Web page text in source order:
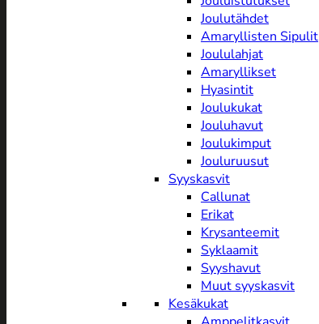
Joulutähdet
Amaryllisten Sipulit
Joululahjat
Amaryllikset
Hyasintit
Joulukukat
Jouluhavut
Joulukimput
Jouluruusut
Syyskasvit
Callunat
Erikat
Krysanteemit
Syklaamit
Syyshavut
Muut syyskasvit
Kesäkukat